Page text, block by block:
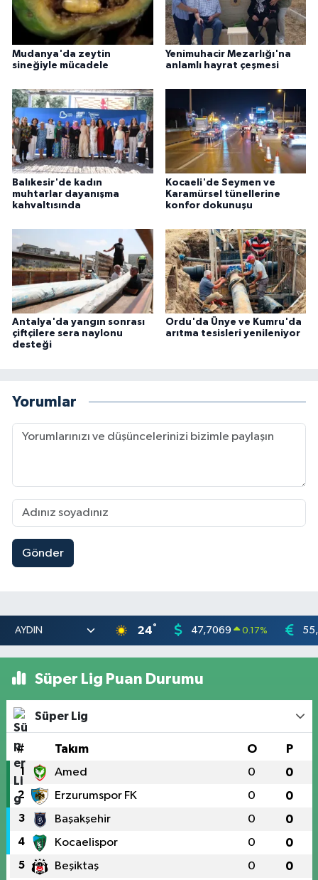
Mudanya'da zeytin
sineğiyle mücadele
Yenimuhacir Mezarlığı'na
anlamlı hayrat çeşmesi
Balıkesir'de kadın
muhtarlar dayanışma
kahvaltısında
Kocaeli'de Seymen ve
Karamürsel tünellerine
konfor dokunuşu
Antalya'da yangın sonrası
çiftçilere sera naylonu
desteği
Ordu'da Ünye ve Kumru'da
arıtma tesisleri yenileniyor
Yorumlar
Gönder
24° 47,7069 0.17%
Süper Lig Puan Durumu
Süper Lig
# Takım O P
1 Amed 0 0
2 Erzurumspor FK 0 0
3 Başakşehir 0 0
4 Kocaelispor 0 0
5 Beşiktaş 0 0